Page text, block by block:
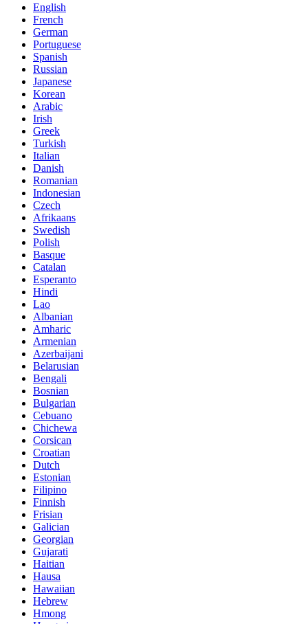
English
French
German
Portuguese
Spanish
Russian
Japanese
Korean
Arabic
Irish
Greek
Turkish
Italian
Danish
Romanian
Indonesian
Czech
Afrikaans
Swedish
Polish
Basque
Catalan
Esperanto
Hindi
Lao
Albanian
Amharic
Armenian
Azerbaijani
Belarusian
Bengali
Bosnian
Bulgarian
Cebuano
Chichewa
Corsican
Croatian
Dutch
Estonian
Filipino
Finnish
Frisian
Galician
Georgian
Gujarati
Haitian
Hausa
Hawaiian
Hebrew
Hmong